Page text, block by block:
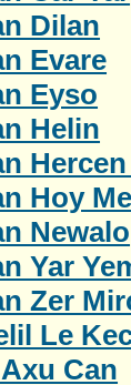
Dilan
Evare
Eyso
Helin
Hoy
Newalo
Yar
Zer
Le
Can